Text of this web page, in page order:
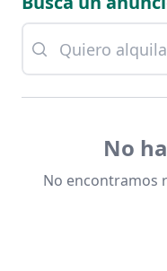
No
No encontramos